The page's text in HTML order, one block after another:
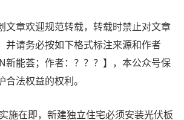
文章欢迎规范转载，转载时禁止对文章
并请务必按如下格式标注来源和作者
新能荟；作者：？？？】，本公众号保
法权益的权利。
施在即，新建独立住宅必须安装光伏板